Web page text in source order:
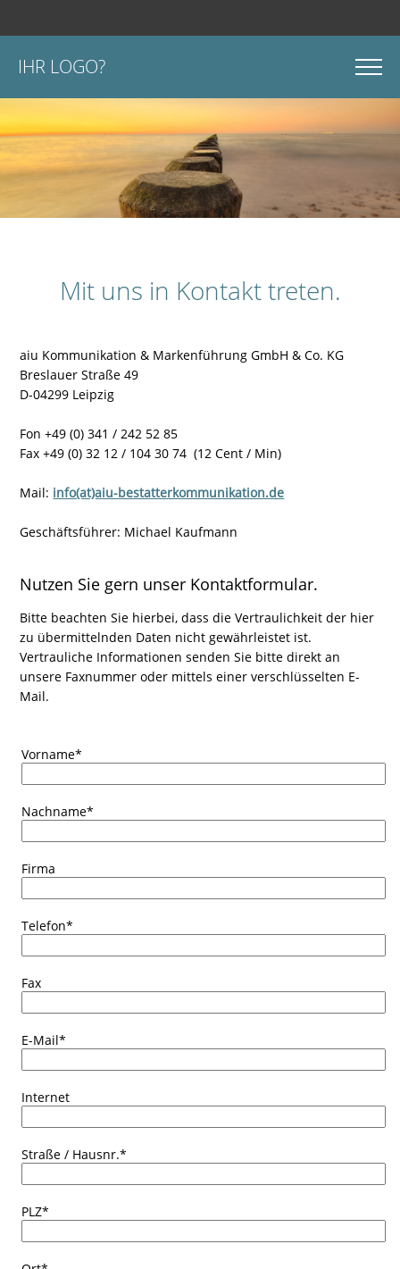
IHR LOGO?
Mit uns in Kontakt treten.
aiu Kommunikation & Markenführung GmbH & Co. KG
Breslauer Straße 49
D-04299 Leipzig
Fon +49 (0) 341 / 242 52 85
Fax +49 (0) 32 12 / 104 30 74 (12 Cent / Min)
Mail: info(at)aiu-bestatterkommunikation.de
Geschäftsführer: Michael Kaufmann
Nutzen Sie gern unser Kontaktformular.
Bitte beachten Sie hierbei, dass die Vertraulichkeit der hier
zu übermittelnden Daten nicht gewährleistet ist.
Vertrauliche Informationen senden Sie bitte direkt an
unsere Faxnummer oder mittels einer verschlüsselten E-
Mail.
Vorname*
Nachname*
Firma
Telefon*
Fax
E-Mail*
Internet
Straße / Hausnr.*
PLZ*